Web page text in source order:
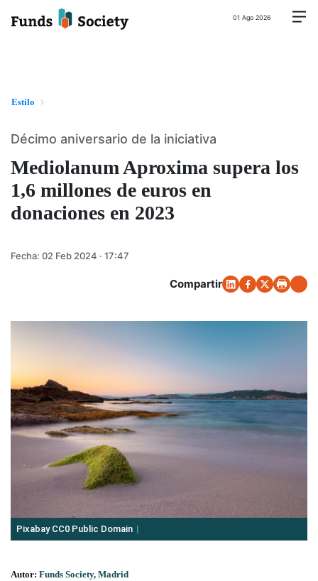
01 Ago 2026
Estilo
Mediolanum Aproxima supera los
1,6 millones de euros en
donaciones en 2023
Décimo aniversario de la iniciativa
Fecha: 02 Feb 2024 · 17:47
Compartir
Pixabay CC0 Public Domain
Autor: Funds Society, Madrid